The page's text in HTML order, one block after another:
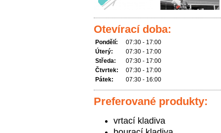
Otevírací doba:
Pondělí:
07:30 - 17:00
Úterý:
07:30 - 17:00
Středa:
07:30 - 17:00
Čtvrtek:
07:30 - 17:00
Pátek:
07:30 - 16:00
Preferované produkty:
vrtací kladiva